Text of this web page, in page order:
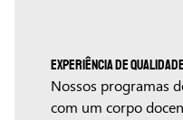
Experiência de Qualidade
Nossos programas
com um corpo